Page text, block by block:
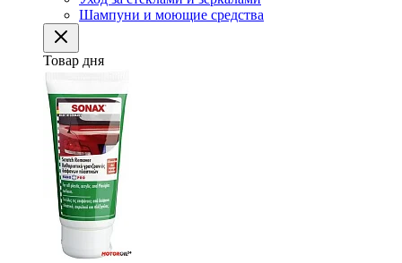
Шампуни и моющие средства
Товар дня